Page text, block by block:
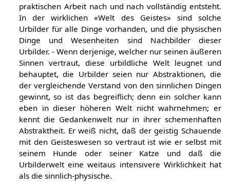
praktischen Arbeit nach und nach vollständig entsteht.
In der wirklichen «Welt des Geistes» sind solche
Urbilder für alle Dinge vorhanden, und die physischen
Dinge und Wesenheiten sind Nachbilder dieser
Urbilder. - Wenn derjenige, welcher nur seinen äußeren
Sinnen vertraut, diese urbildliche Welt leugnet und
behauptet, die Urbilder seien nur Abstraktionen, die
der vergleichende Verstand von den sinnlichen Dingen
gewinnt, so ist das begreiflich; denn ein solcher kann
eben in dieser höheren Welt nicht wahrnehmen; er
kennt die Gedankenwelt nur in ihrer schemenhaften
Abstraktheit. Er weiß nicht, daß der geistig Schauende
mit den Geisteswesen so vertraut ist wie er selbst mit
seinem Hunde oder seiner Katze und daß die
Urbilderwelt eine weitaus intensivere Wirklichkeit hat
als die sinnlich-physische.